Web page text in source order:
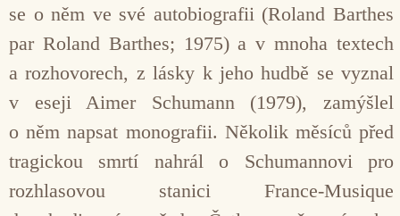
se o něm ve své autobiografii (Roland Barthes
par Roland Barthes; 1975) a v mnoha textech
a rozhovorech, z lásky k jeho hudbě se vyznal
v eseji Aimer Schumann (1979), zamýšlel
o něm napsat monografii. Několik měsíců před
tragickou smrtí nahrál o Schumannovi pro
rozhlasovou stanici France-Musique